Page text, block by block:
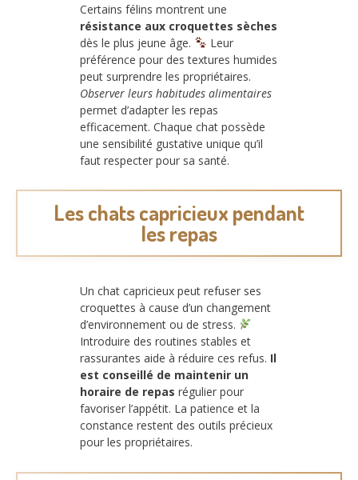
Certains félins montrent une
résistance aux croquettes sèches
dès le plus jeune âge.
Leur
préférence pour des textures humides
peut surprendre les propriétaires.
Observer leurs habitudes alimentaires
permet d’adapter les repas
efficacement. Chaque chat possède
une sensibilité gustative unique qu’il
faut respecter pour sa santé.
Les chats capricieux pendant
les repas
Un chat capricieux peut refuser ses
croquettes à cause d’un changement
d’environnement ou de stress.
Introduire des routines stables et
rassurantes aide à réduire ces refus. Il
est conseillé de maintenir un
horaire de repas régulier pour
favoriser l’appétit. La patience et la
constance restent des outils précieux
pour les propriétaires.